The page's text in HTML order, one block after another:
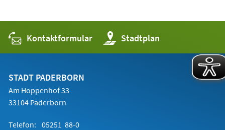
Kontaktformular Stadtplan
(Öffnet
in
einem
STADT PADERBORN
Am Hoppenhof 33
33104 Paderborn
Telefon: 05251 88-0